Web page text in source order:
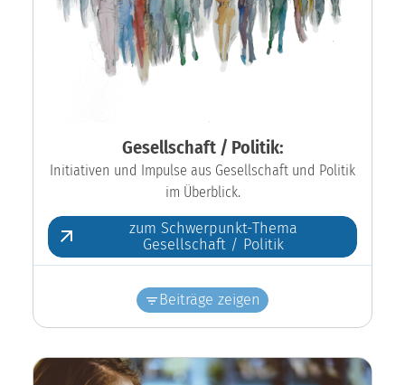
Gesellschaft / Politik:
Initiativen und Impulse aus Gesellschaft und Politik
im Überblick.
zum Schwerpunkt-Thema
Gesellschaft / Politik
Beiträge zeigen